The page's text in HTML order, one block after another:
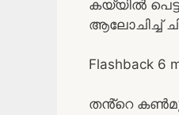
കയ്യിൽ
ആലോചിച്ച്
Flashback 6
തൻ്റെ